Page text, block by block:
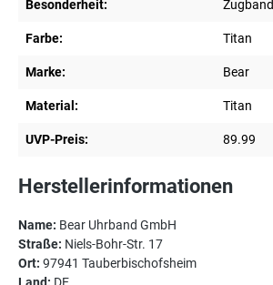
Besonderheit: Zugband
Farbe: Titan
Marke: Bear
Material: Titan
UVP-Preis: 89.99
Herstellerinformationen
Name: Bear Uhrband GmbH
Straße: Niels-Bohr-Str. 17
Ort: 97941 Tauberbischofsheim